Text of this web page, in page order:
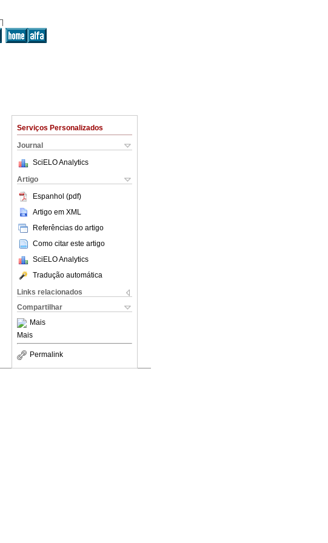
Serviços Personalizados
Journal
SciELO Analytics
Artigo
Espanhol (pdf)
Artigo em XML
Referências do artigo
Como citar este artigo
SciELO Analytics
Tradução automática
Links relacionados
Compartilhar
Mais
Mais
Permalink